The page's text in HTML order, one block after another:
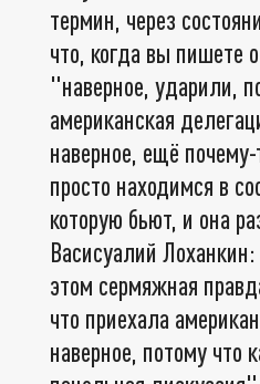
термин, через
что, когда вы пишете
"наверное, ударили,
американская
наверное, ещё
просто находимся в
которую бьют, и она
Васисуалий
этом сермяжная
что приехала
наверное, потому что